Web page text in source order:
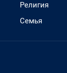
Религия
Семья